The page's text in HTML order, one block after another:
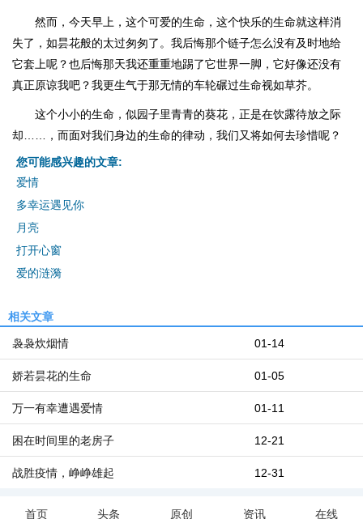
然而，今天早上，这个可爱的生命，这个快乐的生命就这样消
失了，如昙花般的太过匆匆了。我后悔那个链子怎么没有及时地给
它套上呢？也后悔那天我还重重地踢了它世界一脚，它好像还没有
真正原谅我吧？我更生气于那无情的车轮碾过生命视如草芥。
这个小小的生命，似园子里青青的葵花，正是在饮露待放之际
却……，而面对我们身边的生命的律动，我们又将如何去珍惜呢？
您可能感兴趣的文章:
爱情
多幸运遇见你
月亮
打开心窗
爱的涟漪
相关文章
01-14
袅袅炊烟情
01-05
娇若昙花的生命
01-11
万一有幸遭遇爱情
12-21
困在时间里的老房子
12-31
战胜疫情，峥峥雄起
首页 头条 原创 资讯 在线